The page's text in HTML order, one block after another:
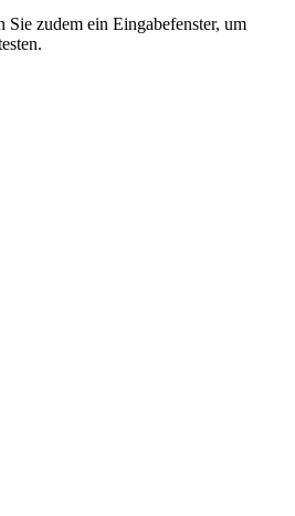
Sie zudem ein Eingabefenster, um